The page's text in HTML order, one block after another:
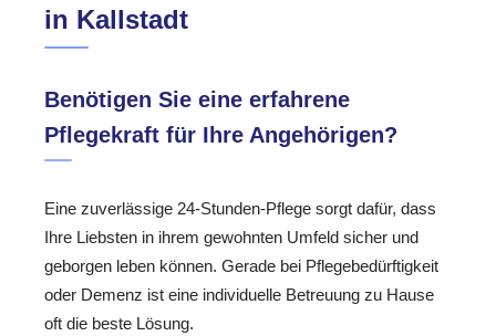
in Kallstadt
Benötigen Sie eine erfahrene
Pflegekraft für Ihre Angehörigen?
Eine zuverlässige 24-Stunden-Pflege sorgt dafür, dass
Ihre Liebsten in ihrem gewohnten Umfeld sicher und
geborgen leben können. Gerade bei Pflegebedürftigkeit
oder Demenz ist eine individuelle Betreuung zu Hause
oft die beste Lösung.